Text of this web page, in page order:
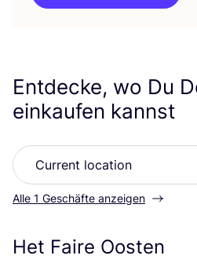
Entdecke, wo Du
einkaufen kannst
Alle 1 Geschäfte anzeigen
Het Faire Oosten